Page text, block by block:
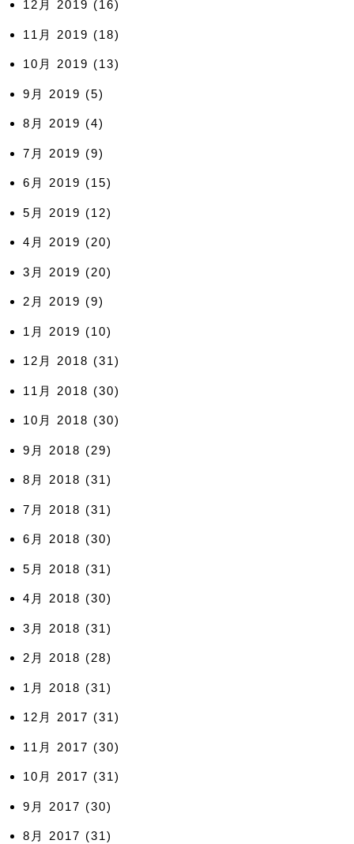
12月 2019 (16)
11月 2019 (18)
10月 2019 (13)
9月 2019 (5)
8月 2019 (4)
7月 2019 (9)
6月 2019 (15)
5月 2019 (12)
4月 2019 (20)
3月 2019 (20)
2月 2019 (9)
1月 2019 (10)
12月 2018 (31)
11月 2018 (30)
10月 2018 (30)
9月 2018 (29)
8月 2018 (31)
7月 2018 (31)
6月 2018 (30)
5月 2018 (31)
4月 2018 (30)
3月 2018 (31)
2月 2018 (28)
1月 2018 (31)
12月 2017 (31)
11月 2017 (30)
10月 2017 (31)
9月 2017 (30)
8月 2017 (31)